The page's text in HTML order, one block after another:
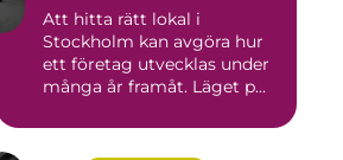
Att hitta rätt lokal i
Stockholm kan avgöra hur
ett företag utvecklas under
många år framåt. Läget p...